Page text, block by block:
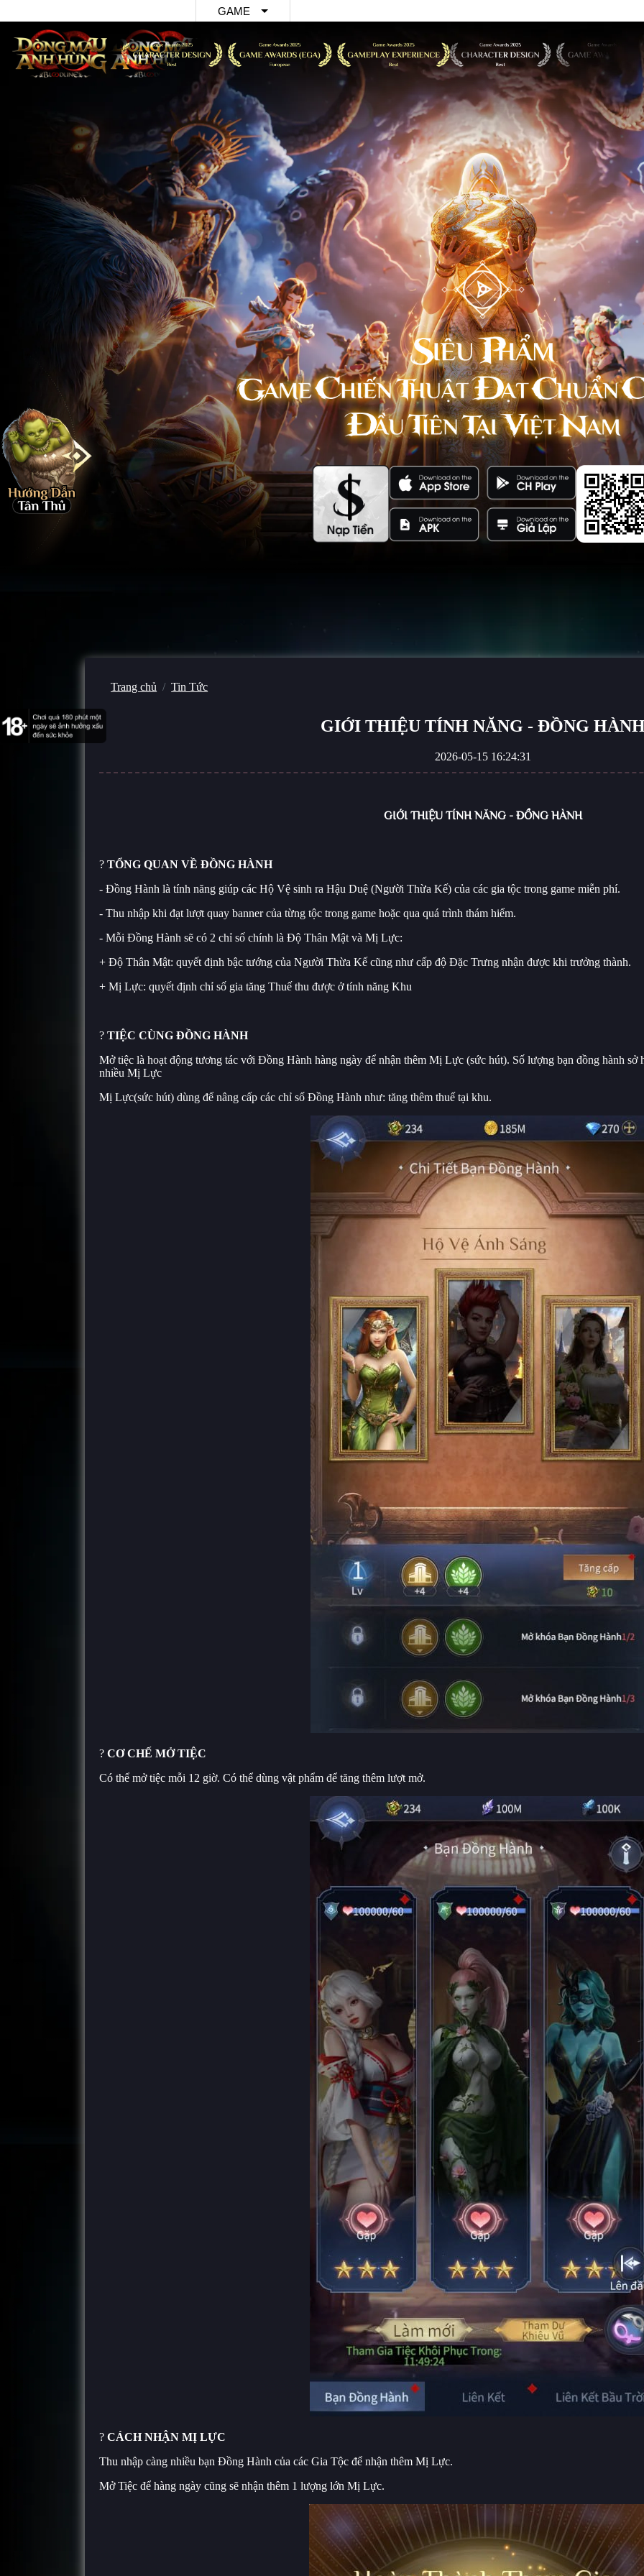
GAME
Dòng Máu Anh
Hùng
Vườn Hoa Hạnh
Phúc
Vận
Hùng
Hồi Ức Kiếm Thế
Phong Ma Tam
Quốc
Đại
Nhất Niệm Tiêu
Dao
Đội Hình Tối
Thượng
Mã Tiến
Thần Ma: Tam
Quốc Xuất Chinh
Vương Quốc
Ánh Sáng
Mật Mã
Cổ Điển - Thánh
Địa AFK
Song Hành -
Thánh Địa AFK
Đấu
Lạ
Đại Chiến Giai
Điệu
Thiên Mệnh
Đăng Tiên
Liên
Hạm:
Huyền Thoại
Bóng Đá
Trang chủ Tin Tức
GIỚI THIỆU TÍNH NĂNG - ĐỒNG
2026-05-15 16:24:31
GIỚI THIỆU TÍNH NĂNG - ĐỒNG HÀNH
?TỔNG QUAN VỀ ĐỒNG HÀNH
- Đồng Hành là tính năng giúp các Hộ Vệ sinh ra Hậu Duệ (Người Thừa Kế) của các gia tộc trong game miễn phí.
- Thu nhập khi đạt lượt quay banner của từng tộc trong game hoặc qua quá trình thám hiểm.
- Mỗi Đồng Hành sẽ có 2 chỉ số chính là Độ Thân Mật và Mị Lực:
+ Độ Thân Mật: quyết định bậc tướng của Người Thừa Kế cũng như cấp độ Đặc Trưng nhận được khi trưởng thành.
+ Mị Lực: quyết định chỉ số gia tăng Thuế thu được ở tính năng Khu
?TIỆC CÙNG ĐỒNG HÀNH
Mở tiệc là hoạt động tương tác với Đồng Hành hàng ngày để nhận thêm Mị Lực (sức hút). Số lượng bạn đồng hành sở
nhiều Mị Lực
Mị Lực(sức hút) dùng để nâng cấp các chỉ số Đồng Hành như: tăng thêm thuế tại khu.
? CƠ CHẾ MỞ TIỆC
Có thể mở tiệc mỗi 12 giờ. Có thể dùng vật phẩm để tăng thêm lượt mở.
? CÁCH NHẬN MỊ LỰC
Thu nhập càng nhiều bạn Đồng Hành của các Gia Tộc để nhận thêm Mị Lực.
Mở Tiệc để hàng ngày cũng sẽ nhận thêm 1 lượng lớn Mị Lực.